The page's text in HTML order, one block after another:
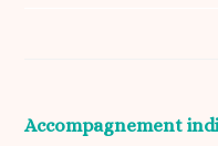
Accompagnement